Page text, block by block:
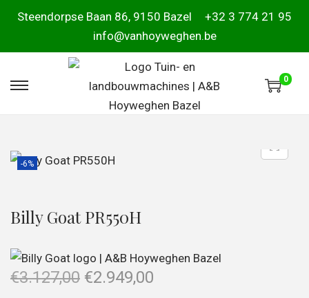
Steendorpse Baan 86, 9150 Bazel
+32 3 774 21 95
info@vanhoyweghen.be
0
-6%
Billy Goat PR550H
€3.127,00 €2.949,00